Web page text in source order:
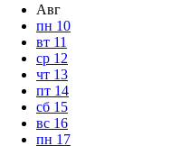
Авг
пн 10
вт 11
ср 12
чт 13
пт 14
сб 15
вс 16
пн 17